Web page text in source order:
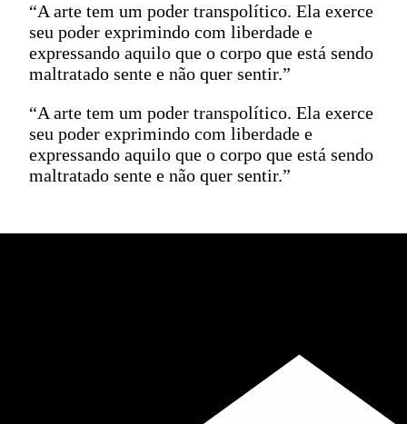
“A arte tem um poder transpolítico. Ela exerce
seu poder exprimindo com liberdade e
expressando aquilo que o corpo que está sendo
maltratado sente e não quer sentir.”
“A arte tem um poder transpolítico. Ela exerce
seu poder exprimindo com liberdade e
expressando aquilo que o corpo que está sendo
maltratado sente e não quer sentir.”